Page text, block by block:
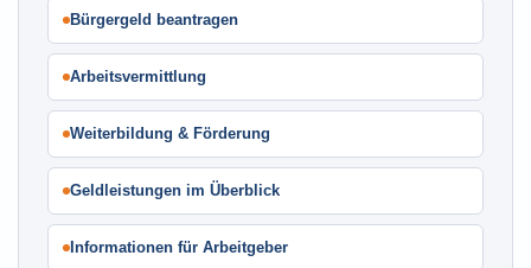
Bürgergeld beantragen
Arbeitsvermittlung
Weiterbildung & Förderung
Geldleistungen im Überblick
Informationen für Arbeitgeber